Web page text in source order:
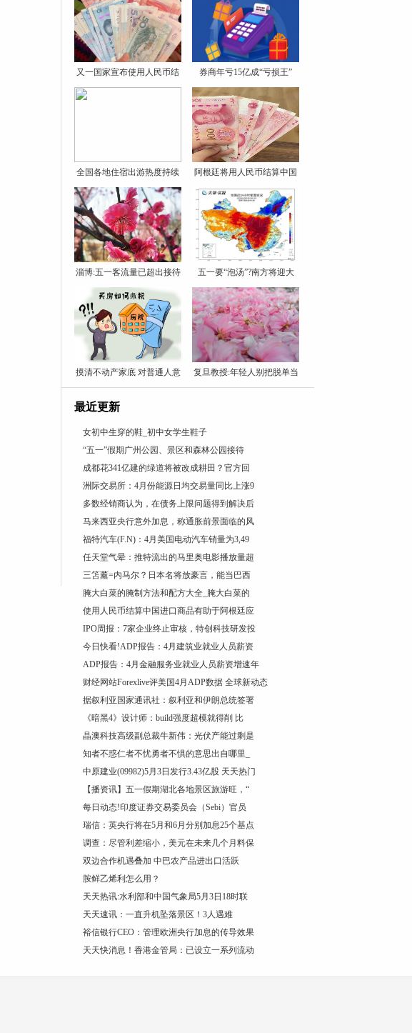
又一国家宣布使用人民币结
算
券商年亏15亿成“亏损王”
全国各地住宿出游热度持续
攀
阿根廷将用人民币结算中国
淄博:五一客流量已超出接待 五一要“泡汤”?南方将迎大
摸清不动产家底 对普通人意 复旦教授:年轻人别把脱单当
最近更新
女初中生穿的鞋_初中女学生鞋子
“五一”假期广州公园、景区和森林公园接待
成都花341亿建的绿道将被改成耕田？官方回
洲际交易所：4月份能源日均交易量同比上涨9
多数经销商认为，在债务上限问题得到解决后
马来西亚央行意外加息，称通胀前景面临的风
福特汽车(F.N)：4月美国电动汽车销量为3,49
任天堂气晕：推特流出的马里奥电影播放量超
三笘薰=内马尔？日本名将放豪言，能当巴西
腌大白菜的腌制方法和配方大全_腌大白菜的
使用人民币结算中国进口商品有助于阿根廷应
IPO周报：7家企业终止审核，特创科技研发投
今日快看!ADP报告：4月建筑业就业人员薪资
ADP报告：4月金融服务业就业人员薪资增速年
财经网站Forexlive评美国4月ADP数据 全球新动态
据叙利亚国家通讯社：叙利亚和伊朗总统签署
《暗黑4》设计师：build强度超模就得削 比
晶澳科技高级副总裁牛新伟：光伏产能过剩是
知者不惑仁者不忧勇者不惧的意思出自哪里_
中原建业(09982)5月3日发行3.43亿股 天天热门
【播资讯】五一假期湖北各地景区旅游旺，“
每日动态!印度证券交易委员会（Sebi）官员
瑞信：英央行将在5月和6月分别加息25个基点
调查：尽管利差缩小，美元在未来几个月料保
双边合作机遇叠加 中巴农产品进出口活跃
胺鲜乙烯利怎么用？
天天热讯:水利部和中国气象局5月3日18时联
天天速讯：一直升机坠落景区！3人遇难
裕信银行CEO：管理欧洲央行加息的传导效果
天天快消息！香港金管局：已设立一系列流动